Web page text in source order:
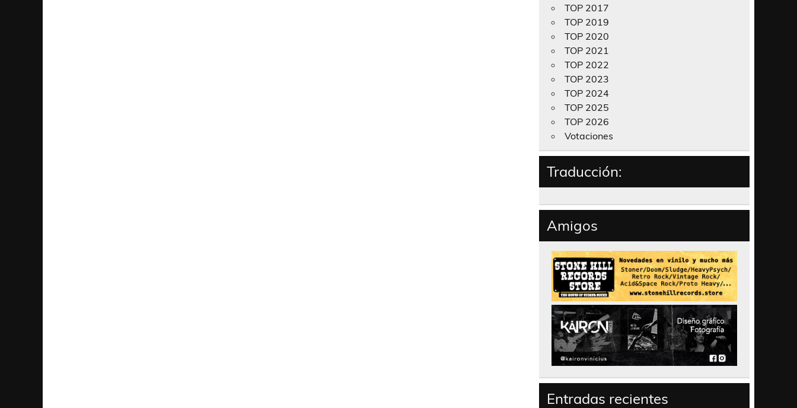
TOP 2017
TOP 2019
TOP 2020
TOP 2021
TOP 2022
TOP 2023
TOP 2024
TOP 2025
TOP 2026
Votaciones
Traducción:
Amigos
Entradas recientes